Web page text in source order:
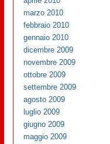
marzo 2010
febbraio 2010
gennaio 2010
dicembre 2009
novembre 2009
ottobre 2009
settembre 2009
agosto 2009
luglio 2009
giugno 2009
maggio 2009